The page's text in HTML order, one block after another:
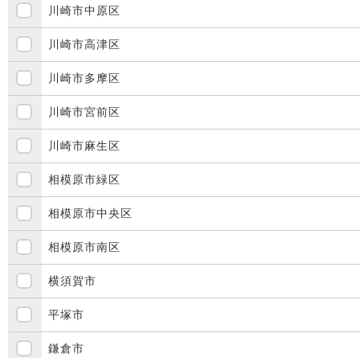
川崎市中原区
川崎市高津区
川崎市多摩区
川崎市宮前区
川崎市麻生区
相模原市緑区
相模原市中央区
相模原市南区
横須賀市
平塚市
鎌倉市